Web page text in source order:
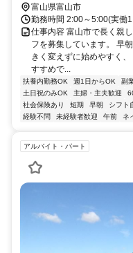
富山県富山市
勤務時間 2:00～5:00(実働
仕事内容 富山市で長く親
フを募集しています。 早
きく変えずに始めやすく
すすめで...
扶養内勤務OK 週1日からOK 副
土日祝のみOK
主婦・主夫歓迎
社会保険あり
短期 早朝 シフト
経験不問
未経験者歓迎 午前 ネ
アルバイト・パート